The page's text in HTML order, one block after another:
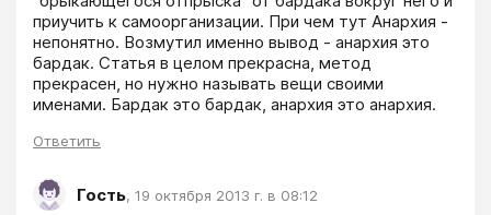
приучить к самоорганизации. При чем тут Анархия -
непонятно. Возмутил именно вывод - анархия это
бардак. Статья в целом прекрасна, метод
прекрасен, но нужно называть вещи своими
именами. Бардак это бардак, анархия это анархия.
Ответить
Гость, 19 октября 2013 г. в 08:12